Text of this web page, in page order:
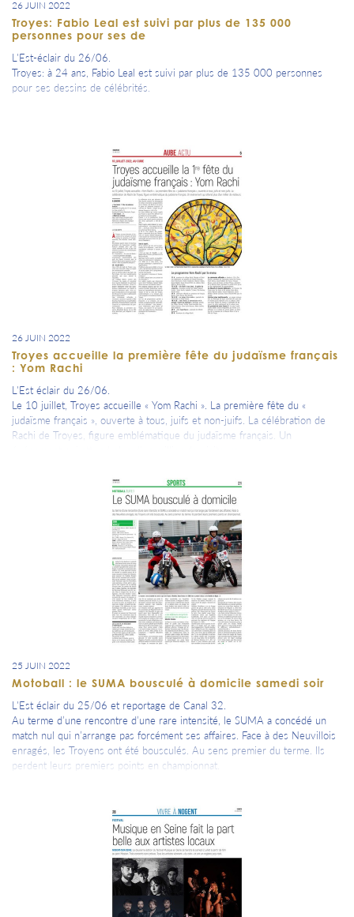
26 JUIN 2022
Troyes: Fabio Leal est suivi par plus de 135 000
personnes pour ses de
L'Est-éclair du 26/06.
Troyes: à 24 ans, Fabio Leal est suivi par plus de 135 000 personnes
pour ses dessins de célébrités.
26 JUIN 2022
Troyes accueille la première fête du judaïsme français
: Yom Rachi
L'Est éclair du 26/06.
Le 10 juillet, Troyes accueille « Yom Rachi ». La première fête du «
judaïsme français », ouverte à tous, juifs et non-juifs. La célébration de
Rachi de Troyes, figure emblématique du judaïsme français. Un
25 JUIN 2022
Motoball : le SUMA bousculé à domicile samedi soir
L'Est éclair du 25/06 et reportage de Canal 32.
Au terme d’une rencontre d’une rare intensité, le SUMA a concédé un
match nul qui n’arrange pas forcément ses affaires. Face à des Neuvillois
enragés, les Troyens ont été bousculés. Au sens premier du terme. Ils
perdent leurs premiers points en championnat.